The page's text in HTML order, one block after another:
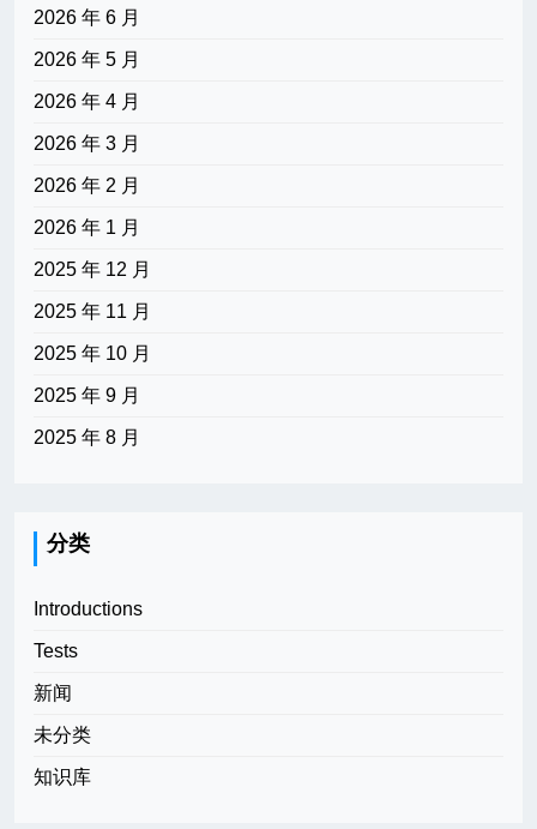
2026 年 6 月
2026 年 5 月
2026 年 4 月
2026 年 3 月
2026 年 2 月
2026 年 1 月
2025 年 12 月
2025 年 11 月
2025 年 10 月
2025 年 9 月
2025 年 8 月
分类
Introductions
Tests
新闻
未分类
知识库